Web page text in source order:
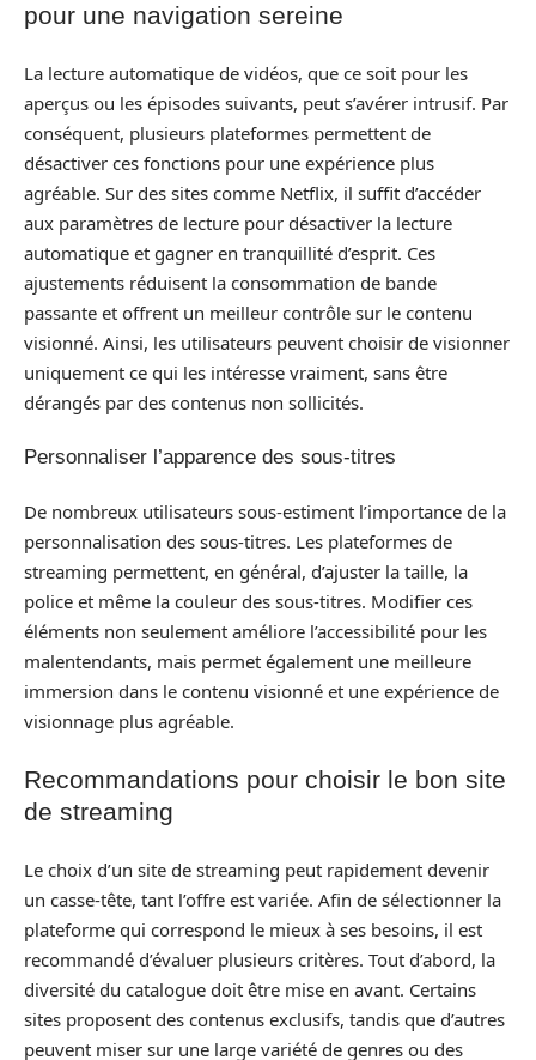
pour une navigation sereine
La lecture automatique de vidéos, que ce soit pour les
aperçus ou les épisodes suivants, peut s’avérer intrusif. Par
conséquent, plusieurs plateformes permettent de
désactiver ces fonctions pour une expérience plus
agréable. Sur des sites comme Netflix, il suffit d’accéder
aux paramètres de lecture pour désactiver la lecture
automatique et gagner en tranquillité d’esprit. Ces
ajustements réduisent la consommation de bande
passante et offrent un meilleur contrôle sur le contenu
visionné. Ainsi, les utilisateurs peuvent choisir de visionner
uniquement ce qui les intéresse vraiment, sans être
dérangés par des contenus non sollicités.
Personnaliser l’apparence des sous-titres
De nombreux utilisateurs sous-estiment l’importance de la
personnalisation des sous-titres. Les plateformes de
streaming permettent, en général, d’ajuster la taille, la
police et même la couleur des sous-titres. Modifier ces
éléments non seulement améliore l’accessibilité pour les
malentendants, mais permet également une meilleure
immersion dans le contenu visionné et une expérience de
visionnage plus agréable.
Recommandations pour choisir le bon site
de streaming
Le choix d’un site de streaming peut rapidement devenir
un casse-tête, tant l’offre est variée. Afin de sélectionner la
plateforme qui correspond le mieux à ses besoins, il est
recommandé d’évaluer plusieurs critères. Tout d’abord, la
diversité du catalogue doit être mise en avant. Certains
sites proposent des contenus exclusifs, tandis que d’autres
peuvent miser sur une large variété de genres ou des